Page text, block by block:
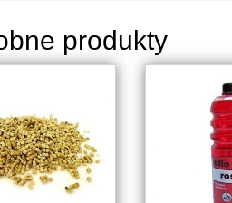
produkty